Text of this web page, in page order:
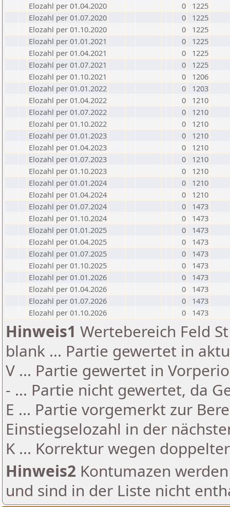
Elozahl per 01.04.2020
0
1225
Elozahl per 01.07.2020
0
1225
Elozahl per 01.10.2020
0
1225
Elozahl per 01.01.2021
0
1225
Elozahl per 01.04.2021
0
1225
Elozahl per 01.07.2021
0
1225
Elozahl per 01.10.2021
0
1206
Elozahl per 01.01.2022
0
1203
Elozahl per 01.04.2022
0
1210
Elozahl per 01.07.2022
0
1210
Elozahl per 01.10.2022
0
1210
Elozahl per 01.01.2023
0
1210
Elozahl per 01.04.2023
0
1210
Elozahl per 01.07.2023
0
1210
Elozahl per 01.10.2023
0
1210
Elozahl per 01.01.2024
0
1210
Elozahl per 01.04.2024
0
1210
Elozahl per 01.07.2024
0
1473
Elozahl per 01.10.2024
0
1473
Elozahl per 01.01.2025
0
1473
Elozahl per 01.04.2025
0
1473
Elozahl per 01.07.2025
0
1473
Elozahl per 01.10.2025
0
1473
Elozahl per 01.01.2026
0
1473
Elozahl per 01.04.2026
0
1473
Elozahl per 01.07.2026
0
1473
Elozahl per 01.10.2026
0 1473
Hinweis1 Wertebereich Feld
blank ... Partie gewertet in
V ... Partie gewertet in
- ... Partie nicht gewertet, da
E ... Partie vorgemerkt zur
Einstiegselozahl in der
K ... Korrektur wegen
Hinweis2 Kontumazen
und sind in der Liste nicht